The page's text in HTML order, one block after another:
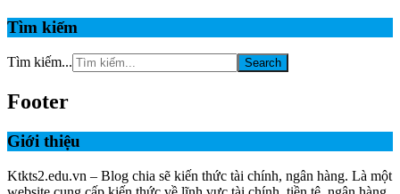
Tìm kiếm
Tìm kiếm...
Footer
Giới thiệu
Ktkts2.edu.vn – Blog chia sẽ kiến thức tài chính, ngân hàng. Là một